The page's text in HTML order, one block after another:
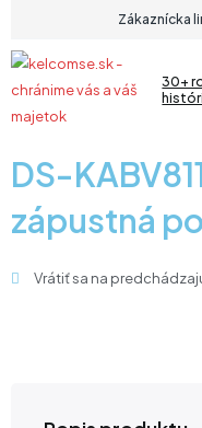
obsah
Zákaznícka
30+
DS-
zápustná
Vrátiť sa na